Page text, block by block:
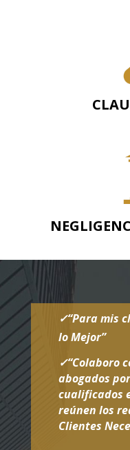
✓“Para mis
lo Mejor”
✓“Colaboro
abogados
cualificados
reúnen los
Clientes